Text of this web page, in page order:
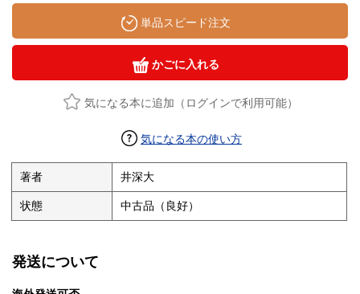
単品スピード注文
かごに入れる
気になる本に追加（ログインで利用可能）
気になる本の使い方
著者 井深大
状態 中古品（良好）
発送について